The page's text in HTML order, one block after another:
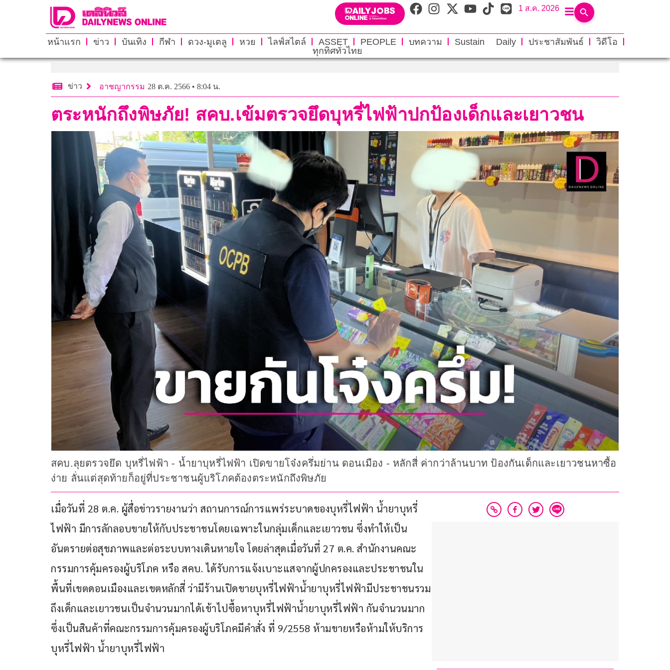
1 ส.ค. 2026
หน้าแรก ข่าว บันเทิง กีฬา ดวง-มูเตลู หวย ไลฟ์สไตล์ ASSET PEOPLE บทความ Sustain Daily ประชาสัมพันธ์
วิดีโอ
ทุกทิศทั่วไทย
ข่าว อาชญากรรม 28 ต.ค. 2566 • 8:04 น.
ตระหนักถึงพิษภัย! สคบ.เข้มตรวจยึดบุหรี่ไฟฟ้าปกป้องเด็กและเยาวชน
สคบ.ลุยตรวจยึด บุหรี่ไฟฟ้า - น้ำยาบุหรี่ไฟฟ้า เปิดขายโจ๋งครึ่มย่าน ดอนเมือง - หลักสี่ ค่ากว่าล้านบาท ป้องกันเด็กและเยาวชนหาซื้อ
ง่าย ลั่นแต่สุดท้ายก็อยู่ที่ประชาชนผู้บริโภคต้องตระหนักถึงพิษภัย
เมื่อวันที่ 28 ต.ค. ผู้สื่อข่าวรายงานว่า สถานการณ์การแพร่ระบาดของบุหรี่ไฟฟ้า น้ำยาบุหรี่
ไฟฟ้า มีการลักลอบขายให้กับประชาชนโดยเฉพาะในกลุ่มเด็กและเยาวชน ซึ่งทำให้เป็น
อันตรายต่อสุขภาพและต่อระบบทางเดินหายใจ โดยล่าสุดเมื่อวันที่ 27 ต.ค. สำนักงานคณะ
กรรมการคุ้มครองผู้บริโภค หรือ สคบ. ได้รับการแจ้งเบาะแสจากผู้ปกครองและประชาชนใน
พื้นที่เขตดอนเมืองและเขตหลักสี่ ว่ามีร้านเปิดขายบุหรี่ไฟฟ้าน้ำยาบุหรี่ไฟฟ้ามีประชาชนรวม
ถึงเด็กและเยาวชนเป็นจำนวนมากได้เข้าไปซื้อหาบุหรี่ไฟฟ้าน้ำยาบุหรี่ไฟฟ้า กันจำนวนมาก
ซึ่งเป็นสินค้าที่คณะกรรมการคุ้มครองผู้บริโภคมีคำสั่ง ที่ 9/2558 ห้ามขายหรือห้ามให้บริการ
บุหรี่ไฟฟ้า น้ำยาบุหรี่ไฟฟ้า